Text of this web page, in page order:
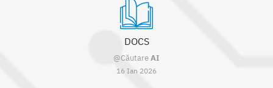
DOCS
@CăutareAI
16 Ian 2026